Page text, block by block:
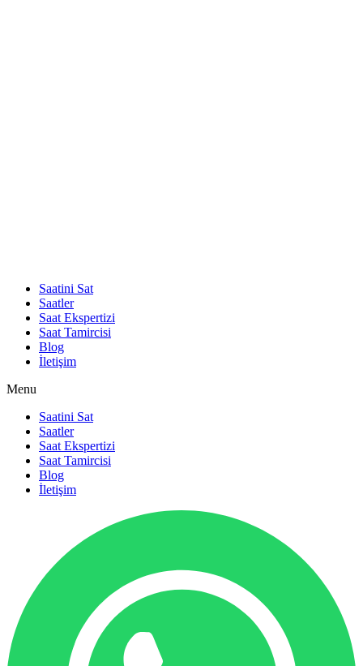
Saatini Sat
Saatler
Saat Ekspertizi
Saat Tamircisi
Blog
İletişim
Menu
Saatini Sat
Saatler
Saat Ekspertizi
Saat Tamircisi
Blog
İletişim